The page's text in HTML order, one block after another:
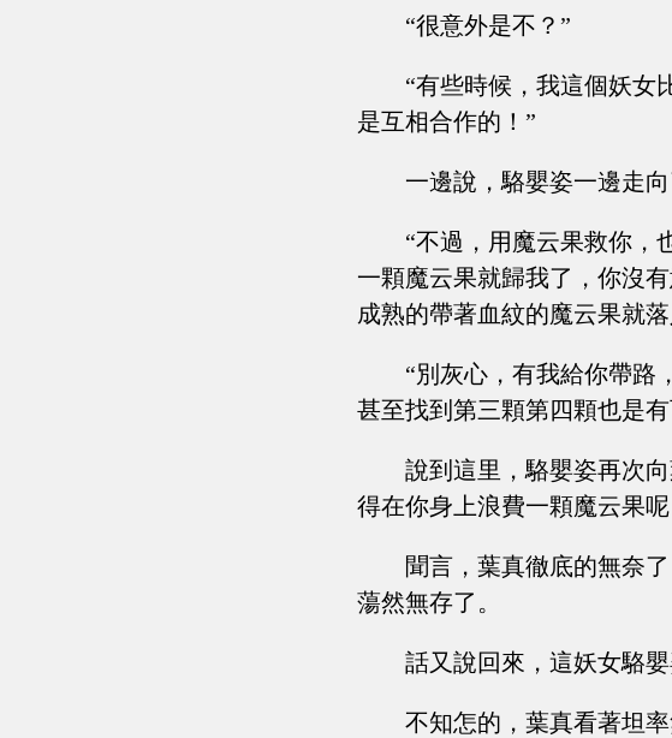
“很意外是不？”
“有些時候，我這個妖女
是互相合作的！”
一邊說，駱嬰姿一邊走
“不過，用魔云果救你，
一顆魔云果就歸我了，你沒
成熟的帶著血紋的魔云果就
“別灰心，有我給你帶路
甚至找到第三顆第四顆也是
說到這里，駱嬰姿再次
得在你身上浪費一顆魔云果呢
聞言，葉真徹底的無奈
蕩然無存了。
話又說回來，這妖女駱
不知怎的，葉真看著坦